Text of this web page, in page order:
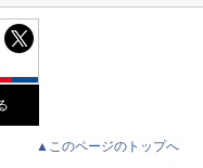
▲このページのトップへ